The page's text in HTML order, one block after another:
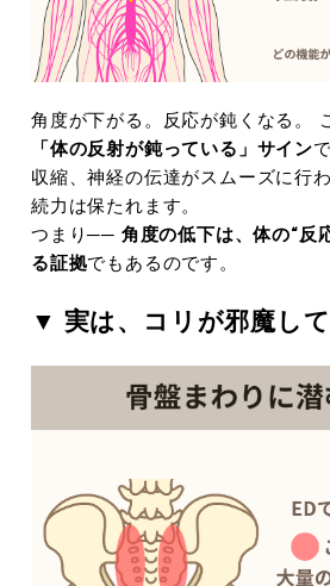
角度が下がる。反応が鈍くなる。
「体の反射が鈍っている」サイン
収縮、神経の伝達がスムーズに行
続力は保たれます。
つまり── 角度の低下は、体の“反
る証拠でもあるのです。
▼ 実は、コリが邪魔し